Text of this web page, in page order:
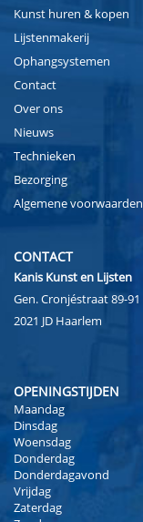
Kunst huren & kopen
Lijstenmakerij
Ophangsystemen
Contact
Over ons
Nieuws
Technieken
Bezorging
Algemene voorwaarden
CONTACT
Kanis Kunst en Lijsten
Gen. Cronjéstraat 89-91
2021 JD Haarlem
OPENINGSTIJDEN
Maandag
Dinsdag
Woensdag
Donderdag
Donderdagavond
Vrijdag
Zaterdag